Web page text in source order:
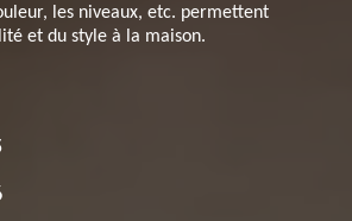
les niveaux, etc. permettent
et du style à la maison.